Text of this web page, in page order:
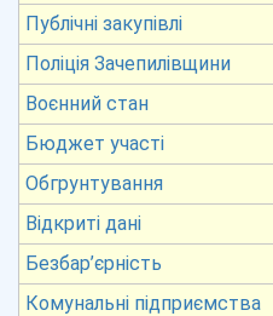
Публічні закупівлі
Поліція Зачепилівщини
Воєнний стан
Бюджет участі
Обгрунтування
Відкриті дані
Безбар’єрність
Комунальні підприємства